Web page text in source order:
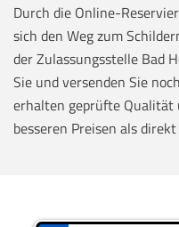
Durch die Online-
sich den Weg zum
der Zulassungsstelle Bad
Sie und versenden Sie
erhalten geprüfte
besseren Preisen als